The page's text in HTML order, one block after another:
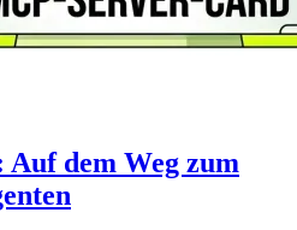
dem Weg zum